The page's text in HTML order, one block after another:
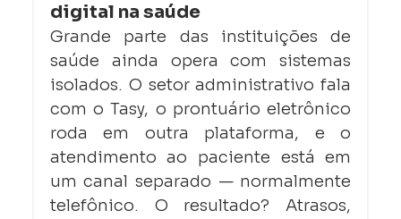
digital na saúde
Grande parte das instituições de
saúde ainda opera com sistemas
isolados. O setor administrativo fala
com o Tasy, o prontuário eletrônico
roda em outra plataforma, e o
atendimento ao paciente está em
um canal separado — normalmente
telefônico. O resultado? Atrasos,